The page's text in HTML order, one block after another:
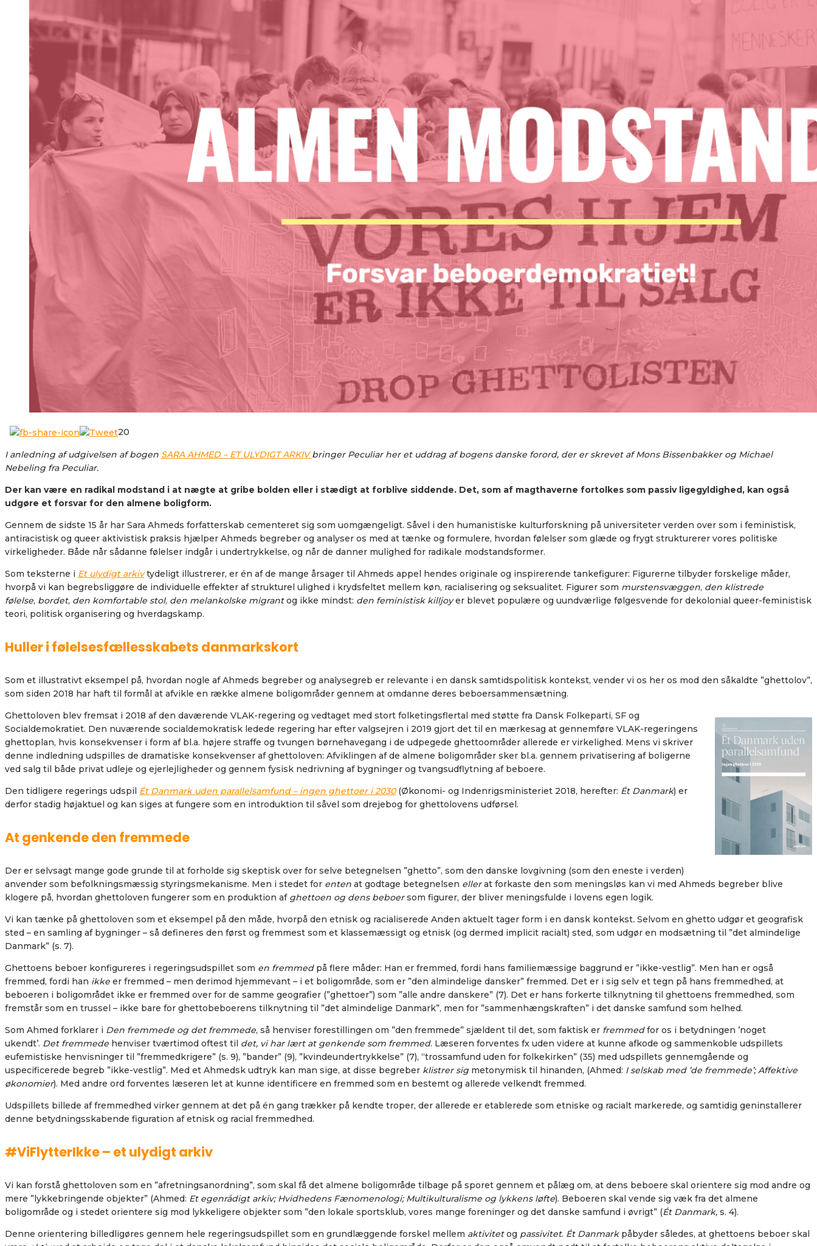
20
I anledning af udgivelsen af bogen SARA AHMED – ET ULYDIGT ARKIVbringer Peculiar her et uddrag af bogens danske forord, der er skrevet af Mons Bissenbakker og Michael
Nebeling fra Peculiar.
Der kan være en radikal modstand i at nægte at gribe bolden eller i stædigt at forblive siddende. Det, som af magthaverne fortolkes som passiv ligegyldighed, kan også
udgøre et forsvar for den almene boligform.
Gennem de sidste 15 år har Sara Ahmeds forfatterskab cementeret sig som uomgængeligt. Såvel i den humanistiske kulturforskning på universiteter verden over som i feministisk,
antiracistisk og queer aktivistisk praksis hjælper Ahmeds begreber og analyser os med at tænke og formulere, hvordan følelser som glæde og frygt strukturerer vores politiske
virkeligheder. Både når sådanne følelser indgår i undertrykkelse, og når de danner mulighed for radikale modstandsformer.
Som teksterne i Et ulydigt arkivtydeligt illustrerer, er én af de mange årsager til Ahmeds appel hendes originale og inspirerende tankefigurer: Figurerne tilbyder forskelige måder,
hvorpå vi kan begrebsliggøre de individuelle effekter af strukturel ulighed i krydsfeltet mellem køn, racialisering og seksualitet. Figurer som murstensvæggen, den klistrede
følelse, bordet, den komfortable stol, den melankolske migrantog ikke mindst: den feministisk killjoyer blevet populære og uundværlige følgesvende for dekolonial queer-feministisk
teori, politisk organisering og hverdagskamp.
Huller i følelsesfællesskabets danmarkskort
Som et illustrativt eksempel på, hvordan nogle af Ahmeds begreber og analysegreb er relevante i en dansk samtidspolitisk kontekst, vender vi os her os mod den såkaldte ”ghettolov”,
som siden 2018 har haft til formål at afvikle en række almene boligområder gennem at omdanne deres beboersammensætning.
Ghettoloven blev fremsat i 2018 af den daværende VLAK-regering og vedtaget med stort folketingsflertal med støtte fra Dansk Folkeparti, SF og
Socialdemokratiet. Den nuværende socialdemokratisk ledede regering har efter valgsejren i 2019 gjort det til en mærkesag at gennemføre VLAK-regeringens
ghettoplan, hvis konsekvenser i form af bl.a. højere straffe og tvungen børnehavegang i de udpegede ghettoområder allerede er virkelighed. Mens vi skriver
denne indledning udspilles de dramatiske konsekvenser af ghettoloven: Afviklingen af de almene boligområder sker bl.a. gennem privatisering af boligerne
ved salg til både privat udleje og ejerlejligheder og gennem fysisk nedrivning af bygninger og tvangsudflytning af beboere.
Den tidligere regerings udspil Ét Danmark uden parallelsamfund – ingen ghettoer i 2030(Økonomi- og Indenrigsministeriet 2018, herefter: Ét Danmark) er
derfor stadig højaktuel og kan siges at fungere som en introduktion til såvel som drejebog for ghettolovens udførsel.
At genkende den fremmede
Der er selvsagt mange gode grunde til at forholde sig skeptisk over for selve betegnelsen ”ghetto”, som den danske lovgivning (som den eneste i verden)
anvender som befolkningsmæssig styringsmekanisme. Men i stedet for enten at godtage betegnelsen ellerat forkaste den som meningsløs kan vi med Ahmeds begreber blive
klogere på, hvordan ghettoloven fungerer som en produktion af ghettoen og dens beboersom figurer, der bliver meningsfulde i lovens egen logik.
Vi kan tænke på ghettoloven som et eksempel på den måde, hvorpå den etnisk og racialiserede Anden aktuelt tager form i en dansk kontekst. Selvom en ghetto udgør et geografisk
sted – en samling af bygninger – så defineres den først og fremmest som et klassemæssigt og etnisk (og dermed implicit racialt) sted, som udgør en modsætning til ”det almindelige
Danmark” (s. 7).
Ghettoens beboer konfigureres i regeringsudspillet som en fremmedpå flere måder: Han er fremmed, fordi hans familiemæssige baggrund er ”ikke-vestlig”. Men han er også
fremmed, fordi han ikke er fremmed – men derimod hjemmevant – i et boligområde, som er ”den almindelige dansker” fremmed. Det er i sig selv et tegn på hans fremmedhed, at
beboeren i boligområdet ikke er fremmed over for de samme geografier (”ghettoer”) som ”alle andre danskere” (7). Det er hans forkerte tilknytning til ghettoens fremmedhed, som
fremstår som en trussel – ikke bare for ghettobeboerens tilknytning til ”det almindelige Danmark”, men for ”sammenhængskraften” i det danske samfund som helhed.
Som Ahmed forklarer i Den fremmede og det fremmede, så henviser forestillingen om ”den fremmede” sjældent til det, som faktisk er fremmedfor os i betydningen ’noget
ukendt’. Det fremmede henviser tværtimod oftest til det, vi har lært at genkende som fremmed. Læseren forventes fx uden videre at kunne afkode og sammenkoble udspillets
eufemistiske henvisninger til ”fremmedkrigere” (s. 9), ”bander” (9), ”kvindeundertrykkelse” (7), “trossamfund uden for folkekirken” (35) med udspillets gennemgående og
uspecificerede begreb ”ikke-vestlig”. Med et Ahmedsk udtryk kan man sige, at disse begreber klistrer sig metonymisk til hinanden, (Ahmed: I selskab med ’de fremmede’; Affektive
økonomier). Med andre ord forventes læseren let at kunne identificere en fremmed som en bestemt og allerede velkendt fremmed.
Udspillets billede af fremmedhed virker gennem at det på én gang trækker på kendte troper, der allerede er etablerede som etniske og racialt markerede, og samtidig geninstallerer
denne betydningsskabende figuration af etnisk og racial fremmedhed.
#ViFlytterIkke – et ulydigt arkiv
Vi kan forstå ghettoloven som en ”afretningsanordning”, som skal få det almene boligområde tilbage på sporet gennem et pålæg om, at dens beboere skal orientere sig mod andre og
mere ”lykkebringende objekter” (Ahmed: Et egenrådigt arkiv; Hvidhedens Fænomenologi; Multikulturalisme og lykkens løfte). Beboeren skal vende sig væk fra det almene
boligområde og i stedet orientere sig mod lykkeligere objekter som ”den lokale sportsklub, vores mange foreninger og det danske samfund i øvrigt” (Ét Danmark, s. 4).
Denne orientering billedligøres gennem hele regeringsudspillet som en grundlæggende forskel mellem aktivitetog passivitet. Ét Danmarkpåbyder således, at ghettoens beboer skal